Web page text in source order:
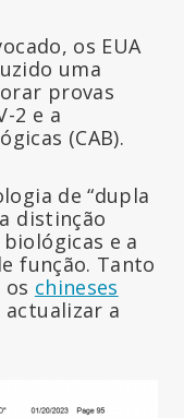
os EUA
uma
provas
2 e a
(CAB).
de “dupla
distinção
e a
função. Tanto
os chineses
actualizar a